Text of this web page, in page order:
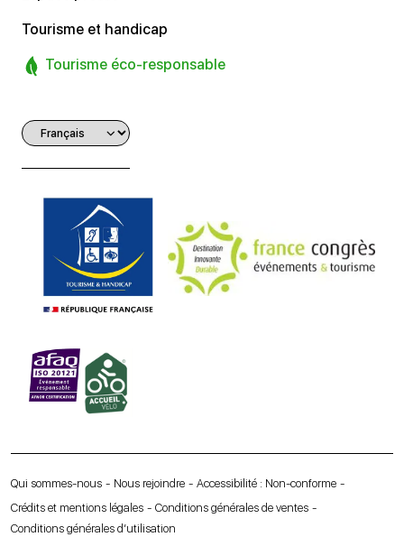
Tourisme et handicap
Tourisme éco-responsable
Qui sommes-nous Nous rejoindre
Accessibilité : Non-conforme
Crédits et mentions légales
Conditions générales de ventes
Conditions générales d’utilisation